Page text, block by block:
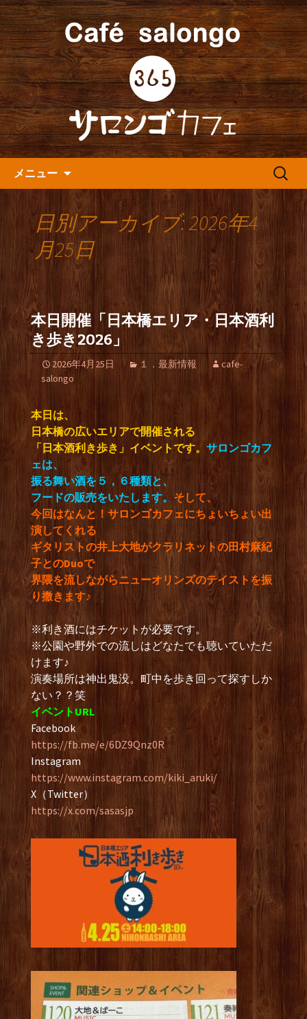
人形町の『365(サロンゴ)カフ
ェ』よりお知らせ
人形町の音楽カフェ『365カフェ』より
最新情報をお届けします。
メニュー
検
日別アーカイブ: 2026年4
月25日
本日開催「日本橋エリア・日本酒利
き歩き2026」
2026年4月25日 １．最新情報
cafe-
salongo
本日は、
日本橋の広いエリアで開催される
「日本酒利き歩き」イベントです。 サロンゴカフ
ェは、
振る舞い酒を５，６種類と、
フードの販売をいたします。 そして、
今回はなんと！サロンゴカフェにちょいちょい出
演してくれる
ギタリストの井上大地がクラリネットの田村麻紀
子とのDuoで
界隈を流しながらニューオリンズのテイストを振
り撒きます♪
※利き酒にはチケットが必要です。
※公園や野外での流しはどなたでも聴いていただ
けます♪
演奏場所は神出鬼没。町中を歩き回って探すしか
ない？？笑
イベントURL
Facebook
https://fb.me/e/6DZ9Qnz0R
Instagram
https://www.instagram.com/kiki_aruki/
X（Twitter）
https://x.com/sasasjp